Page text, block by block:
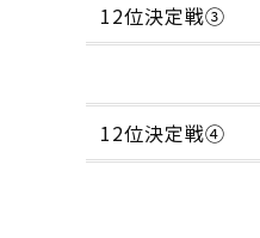
12位決定戦③
12位決定戦④